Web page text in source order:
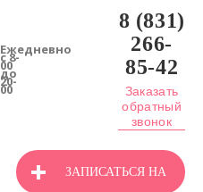
Ежедневно
с 8-
00
до
20-
00
8 (831)
266-
85-42
Заказать
обратный
звонок
ЗАПИСАТЬСЯ НА